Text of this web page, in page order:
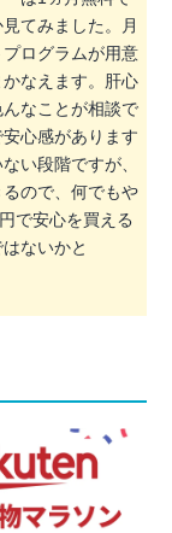
てみました。月
ログラムが用意
なえます。肝心
なことが相談で
心感があります
い段階ですが、
ので、何でもや
で安心を買える
ないかと